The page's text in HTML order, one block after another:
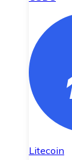
Litecoin